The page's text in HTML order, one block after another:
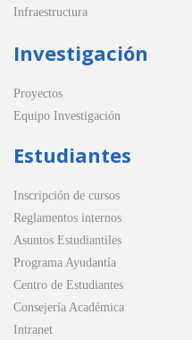
Infraestructura
Investigación
Proyectos
Equipo Investigación
Estudiantes
Inscripción de cursos
Reglamentos internos
Asuntos Estudiantiles
Programa Ayudantía
Centro de Estudiantes
Consejería Académica
Intranet